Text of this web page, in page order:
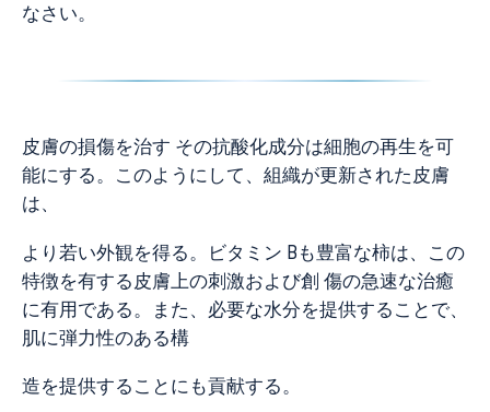
なさい。
皮膚の損傷を治す その抗酸化成分は細胞の再生を可
能にする。このようにして、組織が更新された皮膚
は、
より若い外観を得る。ビタミン Bも豊富な柿は、この
特徴を有する皮膚上の刺激および創 傷の急速な治癒
に有用である。また、必要な水分を提供することで、
肌に弾力性のある構
造を提供することにも貢献する。